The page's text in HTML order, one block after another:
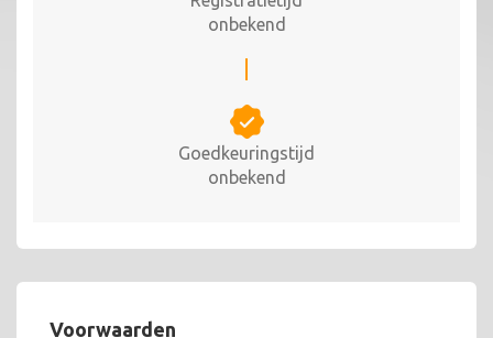
onbekend
Goedkeuringstijd
onbekend
Voorwaarden